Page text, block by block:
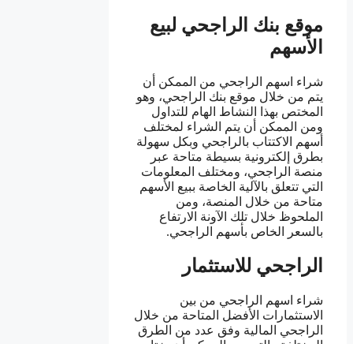
موقع بنك الراجحي لبيع
الأسهم
شراء اسهم الراجحي من الممكن أن
يتم من خلال موقع بنك الراجحي، وهو
المختص بهذا النشاط الهام للتداول
ومن الممكن أن يتم الشراء لمختلف
أسهم الاكتتاب بالراجحي وبكل سهولة
بطرق إلكترونية بسيطة متاحة عبر
منصة الراجحي، ومختلف المعلومات
التي تتعلق بالآلية الخاصة ببيع الأسهم
متاحة من خلال المنصة، ومن
الملحوظ خلال تلك الآونة الارتفاع
بالسعر الخاص بأسهم الراجحي.
الراجحي للاستثمار
شراء اسهم الراجحي من بين
الاستثمارات الأفضل المتاحة من خلال
الراجحي المالية وفق عدد من الطرق